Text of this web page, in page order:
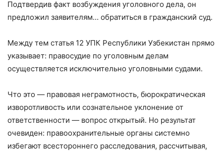
Подтвердив факт возбуждения уголовного дела, он
предложил заявителям… обратиться в гражданский суд.
Между тем статья 12 УПК Республики Узбекистан прямо
указывает: правосудие по уголовным делам
осуществляется исключительно уголовными судами.
Что это — правовая неграмотность, бюрократическая
изворотливость или сознательное уклонение от
ответственности — вопрос открытый. Но результат
очевиден: правоохранительные органы системно
избегают всестороннего расследования, рассчитывая,